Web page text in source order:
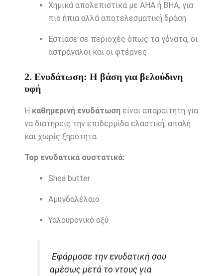
Χημικά απολεπιστικά με AHA ή BHA, για
πιο ήπια αλλά αποτελεσματική δράση
Εστίασε σε περιοχές όπως τα γόνατα, οι
αστράγαλοι και οι φτέρνες
2. Ενυδάτωση: Η βάση για βελούδινη
υφή
Η καθημερινή ενυδάτωσηείναι απαραίτητη για
να διατηρείς την επιδερμίδα ελαστική, απαλή
και χωρίς ξηρότητα.
Top ενυδατικά συστατικά:
Shea butter
Αμυγδαλέλαιο
Υαλουρονικό οξύ
Εφάρμοσε την ενυδατική σου
αμέσως μετά το ντους για